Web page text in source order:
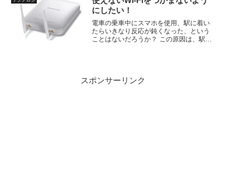
にしたい！
電車の乗車中にスマホを使用、駅に着い
たらいきなり反応が鈍くなった、という
ことはないだろうか？ この原因は、駅構
スポンサーリンク